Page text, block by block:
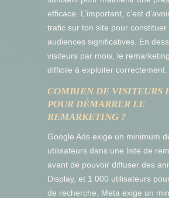
efficace. L’important, c’est
trafic sur ton site pour constituer
audiences significatives. En
visiteurs par mois, le
difficile à exploiter correctement.
COMBIEN DE VISITEURS
POUR DÉMARRER LE
REMARKETING ?
Google Ads exige un minimum
utilisateurs dans une liste de
avant de pouvoir diffuser des
Display, et 1 000 utilisateurs
de recherche. Meta exige un